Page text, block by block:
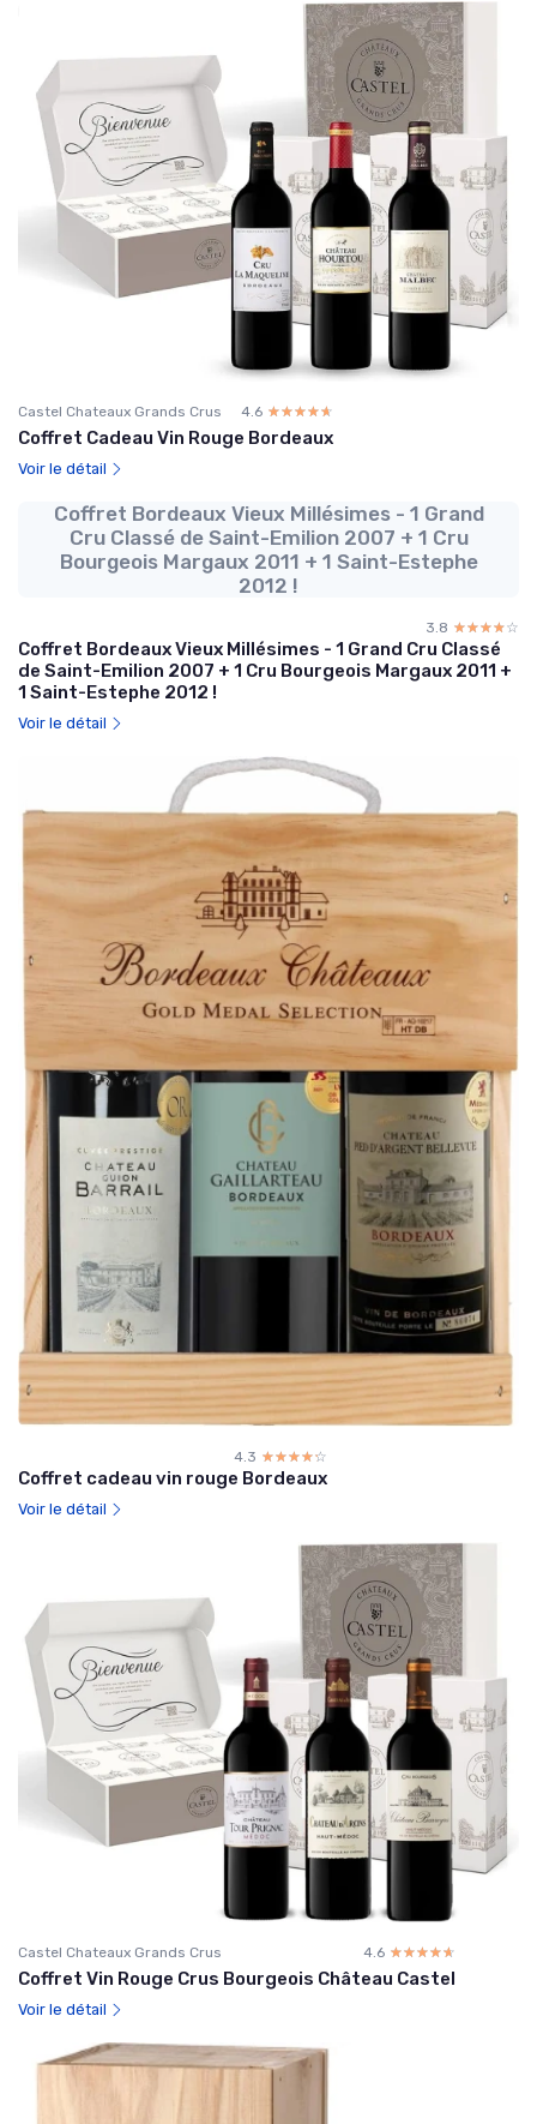
Castel Chateaux Grands Crus 4.6 ☆☆☆☆☆
★★★★★
Coffret Cadeau Vin Rouge Bordeaux
Voir le détail
Coffret Bordeaux Vieux Millésimes - 1 Grand
Cru Classé de Saint-Emilion 2007 + 1 Cru
Bourgeois Margaux 2011 + 1 Saint-Estephe
2012 !
3.8 ☆☆☆☆☆
★★★★★
Coffret Bordeaux Vieux Millésimes - 1 Grand Cru Classé
de Saint-Emilion 2007 + 1 Cru Bourgeois Margaux 2011 +
1 Saint-Estephe 2012 !
Voir le détail
4.3 ☆☆☆☆☆
★★★★★
Coffret cadeau vin rouge Bordeaux
Voir le détail
Castel Chateaux Grands Crus 4.6 ☆☆☆☆☆
★★★★★
Coffret Vin Rouge Crus Bourgeois Château Castel
Voir le détail